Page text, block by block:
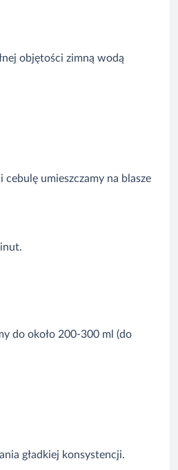
objętości zimną wodą
umieszczamy na blasze
do około 200-300 ml (do
gładkiej konsystencji.